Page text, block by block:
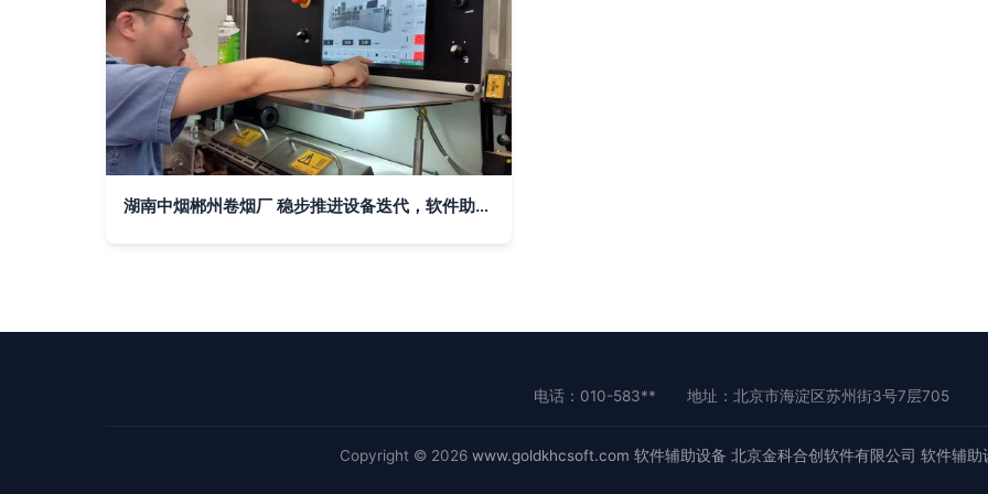
湖南中烟郴州卷烟厂 稳步推进设备迭代，软件助力智能制造升级
电话：010-583** 地址：北京市海淀区苏州街3号7层705
Copyright © 2026 www.goldkhcsoft.com 软件辅助设备 北京金科合创软件有限公司 软件辅助